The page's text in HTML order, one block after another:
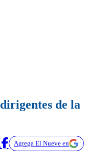
de la
Agrega El Nueve en